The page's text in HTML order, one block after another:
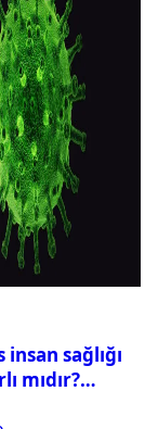
sağlığı
mıdır?